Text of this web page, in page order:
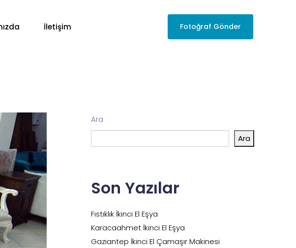
İletişim Fotoğraf Gönder
Ara
Ara
Son Yazılar
Fıstıklık İkinci El Eşya
Karacaahmet İkinci El Eşya
Gaziantep İkinci El Çamaşır Makinesi